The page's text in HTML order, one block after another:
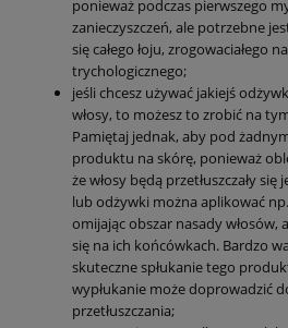
ponieważ podczas pierwszego
zanieczyszczeń, ale potrzebne
się całego łoju, zrogowaciałego
trychologicznego;
jeśli chcesz używać jakiejś
włosy, to możesz to zrobić na
Pamiętaj jednak, aby pod
produktu na skórę, ponieważ
że włosy będą przetłuszczały się
lub odżywki można aplikować
omijając obszar nasady włosów,
się na ich końcówkach. Bardzo
skuteczne spłukanie tego
wypłukanie może doprowadzić
przetłuszczania;